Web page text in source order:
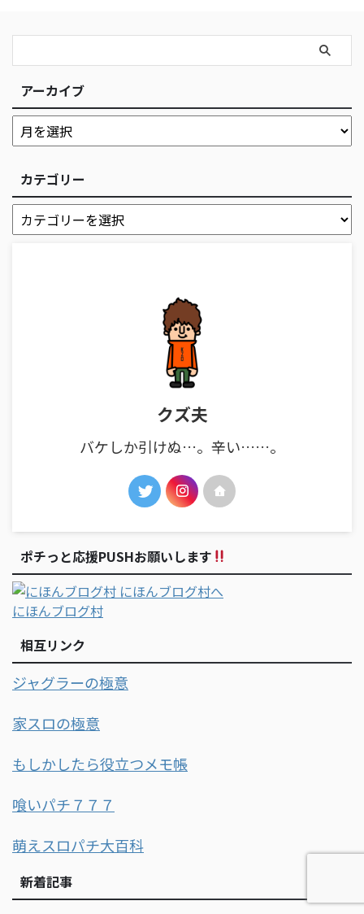
アーカイブ
カテゴリー
クズ夫
バケしか引けぬ…。辛い……。
ポチっと応援PUSHお願いします
にほんブログ村
相互リンク
ジャグラーの極意
家スロの極意
もしかしたら役立つメモ帳
喰いパチ７７７
萌えスロパチ大百科
新着記事